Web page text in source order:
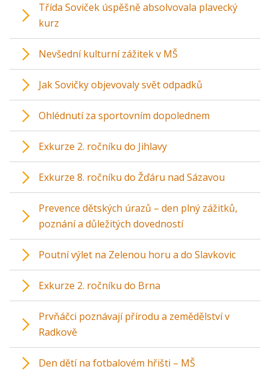
Třída Soviček úspěšně absolvovala plavecký
kurz
Nevšední kulturní zážitek v MŠ
Jak Sovičky objevovaly svět odpadků
Ohlédnutí za sportovním dopolednem
Exkurze 2. ročníku do Jihlavy
Exkurze 8. ročníku do Žďáru nad Sázavou
Prevence dětských úrazů – den plný zážitků,
poznání a důležitých dovedností
Poutní výlet na Zelenou horu a do Slavkovic
Exkurze 2. ročníku do Brna
Prvňáčci poznávají přírodu a zemědělství v
Radkově
Den dětí na fotbalovém hřišti – MŠ